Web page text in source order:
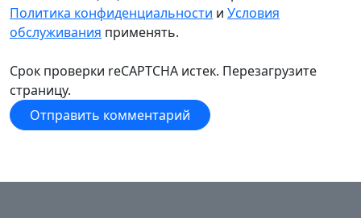
Политика конфиденциальности и Условия
обслуживания применять.
Срок проверки reCAPTCHA истек. Перезагрузите
страницу.